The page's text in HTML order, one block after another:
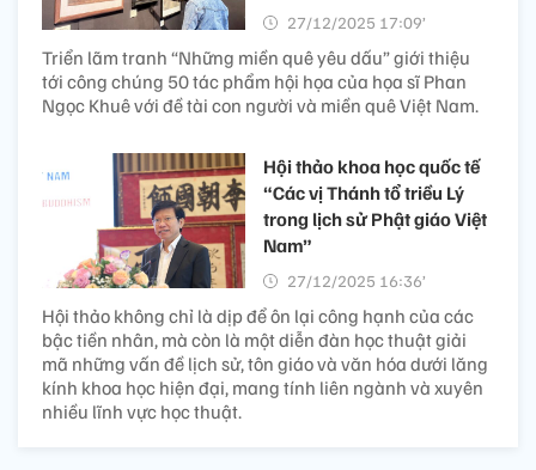
27/12/2025 17:09’
Triển lãm tranh “Những miền quê yêu dấu” giới thiệu
tới công chúng 50 tác phẩm hội họa của họa sĩ Phan
Ngọc Khuê với đề tài con người và miền quê Việt Nam.
Hội thảo khoa học quốc tế
“Các vị Thánh tổ triều Lý
trong lịch sử Phật giáo Việt
Nam”
27/12/2025 16:36’
Hội thảo không chỉ là dịp để ôn lại công hạnh của các
bậc tiền nhân, mà còn là một diễn đàn học thuật giải
mã những vấn đề lịch sử, tôn giáo và văn hóa dưới lăng
kính khoa học hiện đại, mang tính liên ngành và xuyên
nhiều lĩnh vực học thuật.